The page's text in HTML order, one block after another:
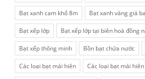
Bạt xanh cam khổ 8m Bạt xanh vàng giá
Bạt xếp lớp Bạt xếp lớp tại biên hoà đồng
Bạt xếp thông minh Bồn bạt chứa nước
Các loại bạt mái hiên Các loại bạt mái